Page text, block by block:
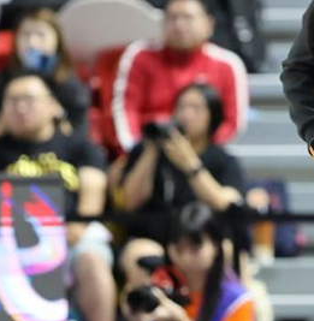
小時直播 15:27
新聞台線上直播 18:00
場料理！可果美蕃茄醬創無限可
父親節送會拉筋的按摩椅 爸爸「筋歡喜」
事件引關注 挑選保健食品要注意
氣父親節」國際官方品牌齊聚